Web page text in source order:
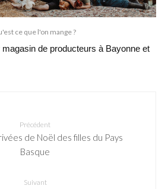
ce que l'on mange ?
de producteurs à Bayonne et
Précédent
de Noël des filles du Pays
Basque
Suivant